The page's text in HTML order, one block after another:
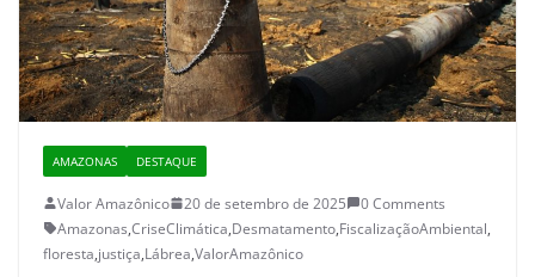
AMAZONAS DESTAQUE
Valor Amazônico 20 de setembro de 2025
0 Comments
Amazonas,CriseClimática,Desmatamento,FiscalizaçãoAmbiental,
floresta,justiça,Lábrea,ValorAmazônico